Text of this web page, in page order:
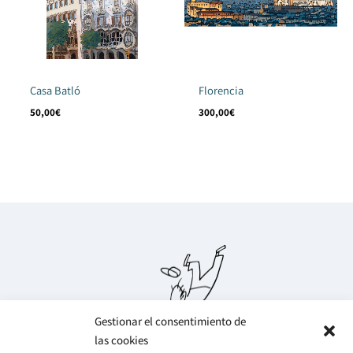
Gestionar el consentimiento de
las cookies
Casa Batló
50,00€
Florencia
300,00€